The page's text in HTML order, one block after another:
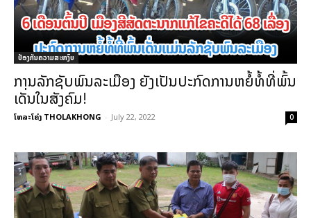
ປ້ອງກັນຄວາມສະຫງົບ
ການລັກຊັບພົນລະເມືອງ ຍັງເປັນປະກົດການຫຍໍ້ທໍ້ທີ່ພົ້ນ
ເດັ່ນໃນສັງຄົມ!
ໂທລະໂຄ່ງ THOLAKHONG - July 22, 2022 0